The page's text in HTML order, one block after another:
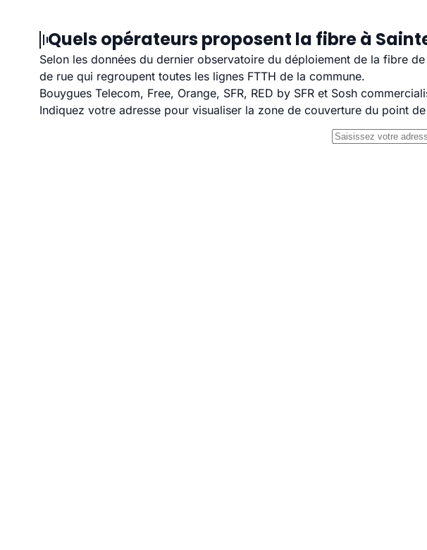
Quels opérateurs proposent la fibre à
Selon les données du dernier observatoire du déploiement de la fibre de
de rue qui regroupent toutes les lignes FTTH de la commune.
Bouygues Telecom, Free, Orange, SFR, RED by SFR et Sosh
Indiquez votre adresse pour visualiser la zone de couverture du point